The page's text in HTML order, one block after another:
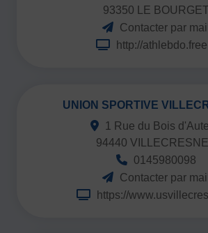
93350 LE BOURGET
Contacter par mail
http://
UNION SPORTIVE
1 Rue du Bois
94440
0145980098
Contacter par mail
https://